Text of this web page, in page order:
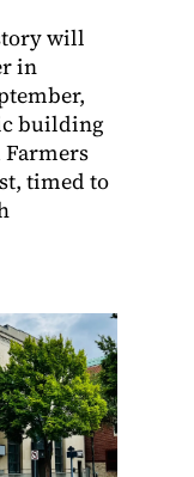
will
in
building
Farmers
timed to